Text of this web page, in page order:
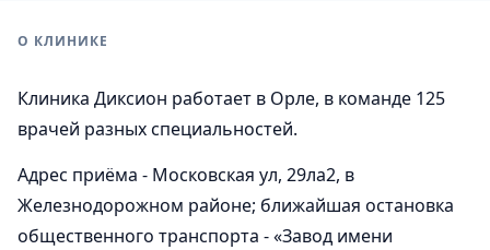
О КЛИНИКЕ
Клиника Диксион работает в Орле, в команде 125
врачей разных специальностей.
Адрес приёма - Московская ул, 29ла2, в
Железнодорожном районе; ближайшая остановка
общественного транспорта - «Завод имени